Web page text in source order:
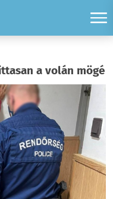
a volán mögé